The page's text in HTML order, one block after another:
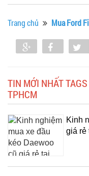
Trang chủ Mua Ford
Share Share
TIN MỚI NHẤT
TPHCM
Kinh
giá rẻ